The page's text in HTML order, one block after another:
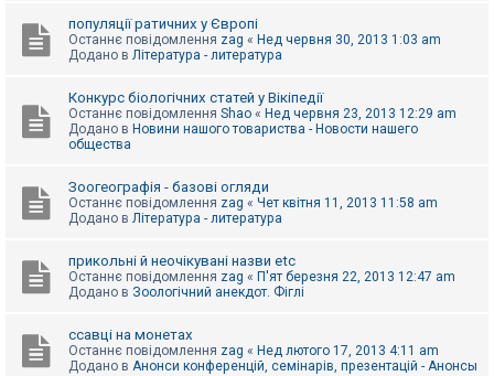
ш
к
м
г
популяції ратичних у Європі
Останнє повідомлення zag « Нед червня 30, 2013 1:03 am
Додано в Література - литература
Конкурс біологічних статей у Вікіпедії
Останнє повідомлення Shao « Нед червня 23, 2013 12:29 am
Додано в Новини нашого товариства - Новости нашего
общества
Зоогеографія - базові огляди
Останнє повідомлення zag « Чет квітня 11, 2013 11:58 am
Додано в Література - литература
прикольні й неочікувані назви etc
Останнє повідомлення zag « П'ят березня 22, 2013 12:47 am
Додано в Зоологічний анекдот. Фіглі
ссавці на монетах
Останнє повідомлення zag « Нед лютого 17, 2013 4:11 am
Додано в Анонси конференцій, семінарів, презентацій - Анонсы